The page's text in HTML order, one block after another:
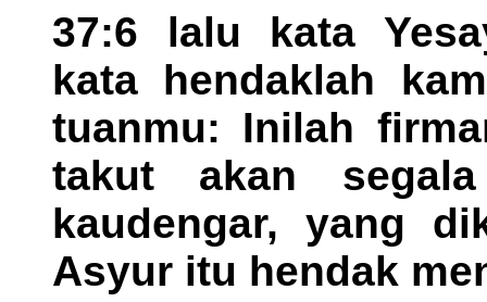
37:6 lalu kata
kata hendaklah
tuanmu: Inilah
takut akan
kaudengar, yang
Asyur itu hendak